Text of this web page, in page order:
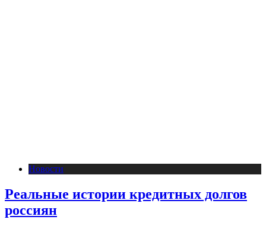
Новости
Реальные истории кредитных долгов
россиян